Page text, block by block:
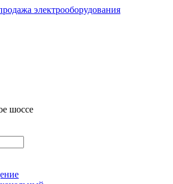
шоссе